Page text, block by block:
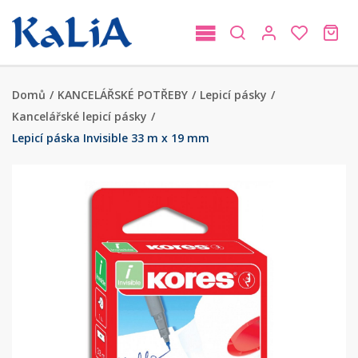
Domů / KANCELÁŘSKÉ POTŘEBY / Lepicí pásky /
Kancelářské lepicí pásky /
Lepicí páska Invisible 33 m x 19 mm